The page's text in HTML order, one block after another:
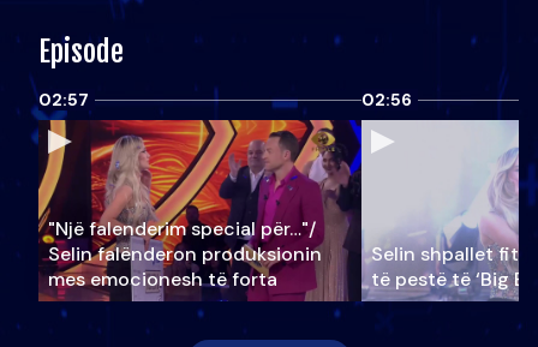
Episode
02:57
"Një falenderim special për…"/
Selin falënderon produksionin
mes emocionesh të forta
02:56
Selin shpallet
të pestë të ‘Big